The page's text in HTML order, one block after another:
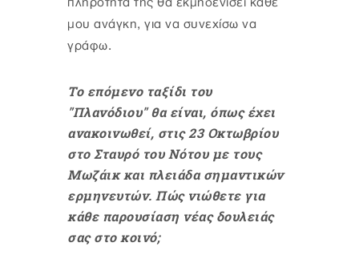
πληρότητα της θα εκμηδενίσει κάθε
μου ανάγκη, για να συνεχίσω να
γράφω.
Το επόμενο ταξίδι του
"Πλανόδιου" θα είναι, όπως έχει
ανακοινωθεί, στις 23 Οκτωβρίου
στο Σταυρό του Νότου με τους
Μωζάικ και πλειάδα σημαντικών
ερμηνευτών. Πώς νιώθετε για
κάθε παρουσίαση νέας δουλειάς
σας στο κοινό;